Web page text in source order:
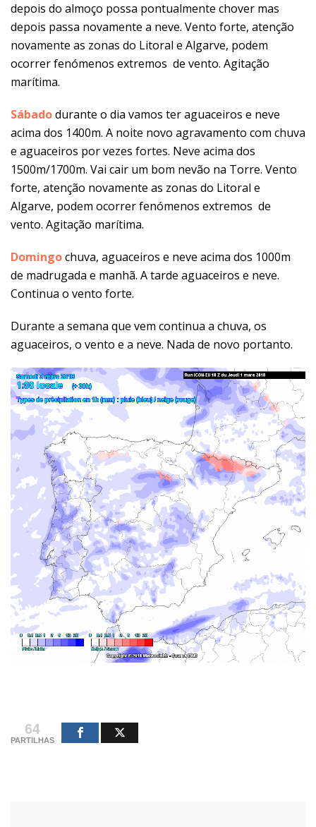
depois do almoço possa pontualmente chover mas
depois passa novamente a neve. Vento forte, atenção
novamente as zonas do Litoral e Algarve, podem
ocorrer fenómenos extremos de vento. Agitação
marítima.
Sábadodurante o dia vamos ter aguaceiros e neve
acima dos 1400m. A noite novo agravamento com chuva
e aguaceiros por vezes fortes. Neve acima dos
1500m/1700m. Vai cair um bom nevão na Torre. Vento
forte, atenção novamente as zonas do Litoral e
Algarve, podem ocorrer fenómenos extremos de
vento. Agitação marítima.
Domingochuva, aguaceiros e neve acima dos 1000m
de madrugada e manhã. A tarde aguaceiros e neve.
Continua o vento forte.
Durante a semana que vem continua a chuva, os
aguaceiros, o vento e a neve. Nada de novo portanto.
64
PARTILHAS